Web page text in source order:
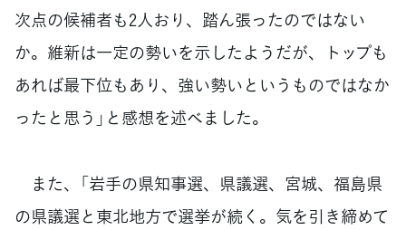
次点の候補者も2人おり、踏ん張ったのではない
か。維新は一定の勢いを示したようだが、トップも
あれば最下位もあり、強い勢いというものではなか
ったと思う」と感想を述べました。
また、「岩手の県知事選、県議選、宮城、福島県
の県議選と東北地方で選挙が続く。気を引き締めて